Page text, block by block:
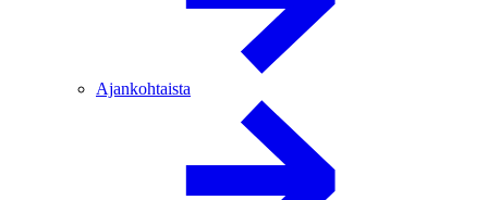
Ajankohtaista